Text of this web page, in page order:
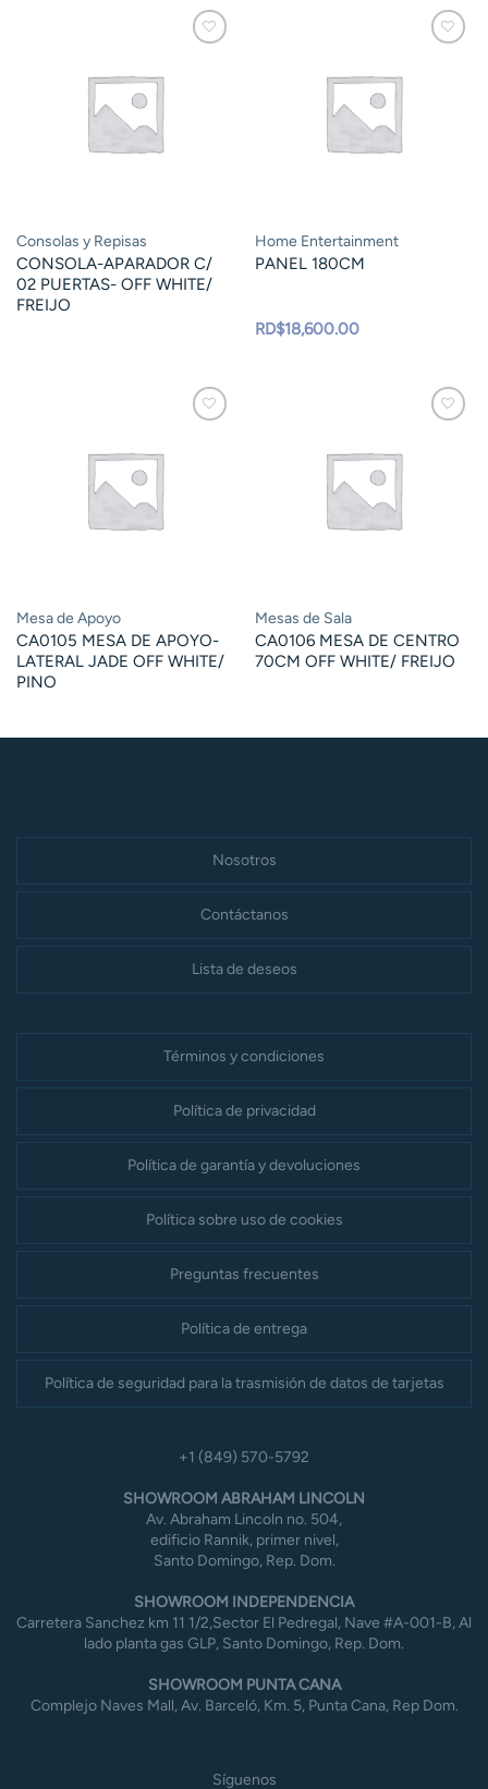
Consolas y Repisas
CONSOLA-APARADOR C/
02 PUERTAS- OFF WHITE/
FREIJO
Home Entertainment
PANEL 180CM
RD$18,600.00
Mesa de Apoyo
CA0105 MESA DE APOYO-
LATERAL JADE OFF WHITE/
PINO
Mesas de Sala
CA0106 MESA DE CENTRO
70CM OFF WHITE/ FREIJO
Nosotros
Contáctanos
Lista de deseos
Términos y condiciones
Política de privacidad
Política de garantía y devoluciones
Política sobre uso de cookies
Preguntas frecuentes
Política de entrega
Política de seguridad para la trasmisión de datos de tarjetas
+1 (849) 570-5792
SHOWROOM ABRAHAM LINCOLN
Av. Abraham Lincoln no. 504,
edificio Rannik, primer nivel,
Santo Domingo, Rep. Dom.
SHOWROOM INDEPENDENCIA
Carretera Sanchez km 11 1/2,Sector El Pedregal, Nave #A-001-B, Al
lado planta gas GLP, Santo Domingo, Rep. Dom.
SHOWROOM PUNTA CANA
Complejo Naves Mall, Av. Barceló, Km. 5, Punta Cana, Rep Dom.
Síguenos